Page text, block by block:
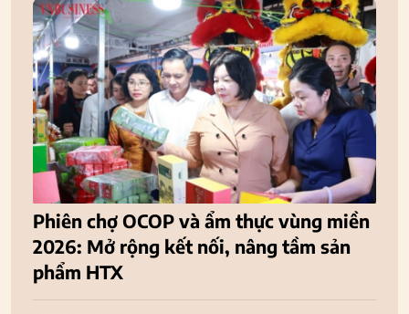
Phiên chợ OCOP và ẩm thực vùng miền
2026: Mở rộng kết nối, nâng tầm sản
phẩm HTX